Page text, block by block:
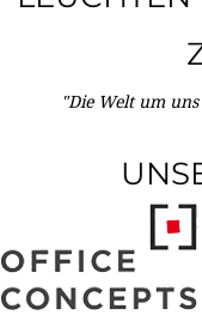
"Die Welt um